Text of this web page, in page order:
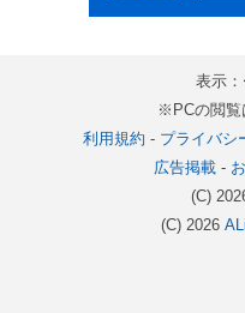
表示：
※PCの閲覧
利用規約 - プライバシ
広告掲載-
(C)
(C) 2026